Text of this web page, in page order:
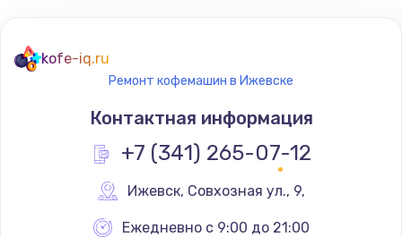
kofe-iq.ru
Ремонт кофемашин в Ижевске
Контактная информация
+7 (341) 265-07-12
Ижевск, Совхозная ул., 9,
Ежедневно с 9:00 до 21:00